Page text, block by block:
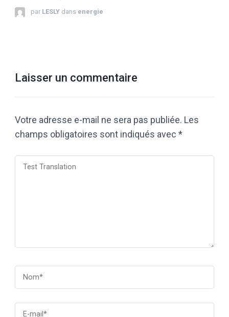
par LESLY dans energie
Laisser un commentaire
Votre adresse e-mail ne sera pas publiée. Les
champs obligatoires sont indiqués avec *